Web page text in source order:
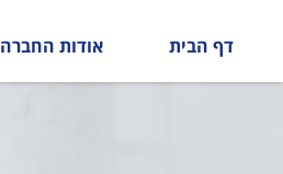
דף הבית אודות החברה